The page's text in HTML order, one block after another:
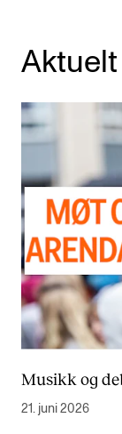
Gjennomføre
Plakat,
Offentlige
Interne
Låne utstyr
PRAKTISK
Canvas
IT og digitale
Rom, bygg,
Aktuelt
Musikk og
21. juni 2026